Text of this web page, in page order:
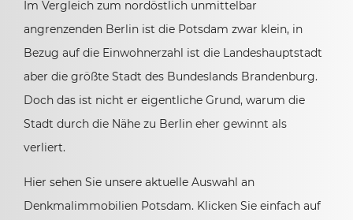
Im Vergleich zum nordöstlich unmittelbar
angrenzenden Berlin ist die Potsdam zwar klein, in
Bezug auf die Einwohnerzahl ist die Landeshauptstadt
aber die größte Stadt des Bundeslands Brandenburg.
Doch das ist nicht er eigentliche Grund, warum die
Stadt durch die Nähe zu Berlin eher gewinnt als
verliert.
Hier sehen Sie unsere aktuelle Auswahl an
Denkmalimmobilien Potsdam. Klicken Sie einfach auf